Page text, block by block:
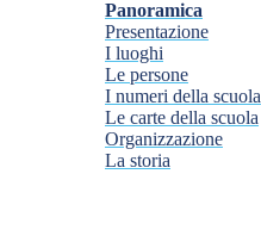
Panoramica
Presentazione
I luoghi
Le persone
I numeri della scuola
Le carte della scuola
Organizzazione
La storia